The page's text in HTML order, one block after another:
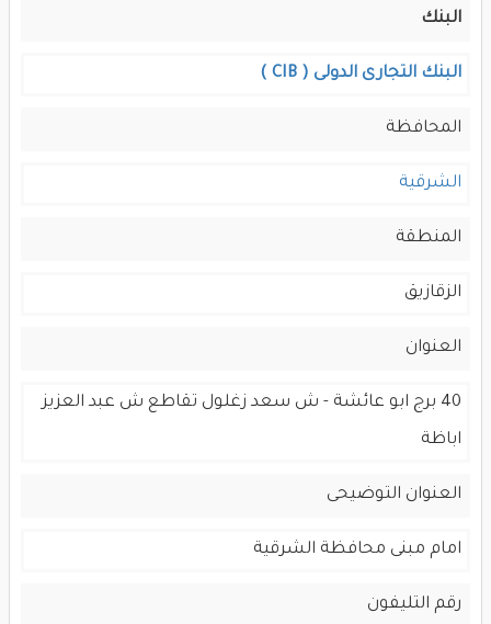
البنك
البنك التجارى الدولى ( CIB )
المحافظة
الشرقية
المنطقة
الزقازيق
العنوان
40 برج ابو عائشة - ش سعد زغلول تقاطع ش عبد العزيز
اباظة
العنوان التوضيحى
امام مبنى محافظة الشرقية
رقم التليفون